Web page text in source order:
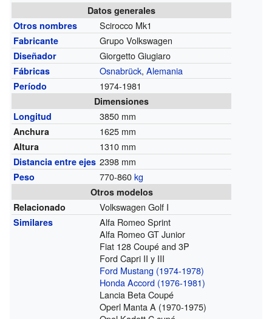
Datos generales
Otros nombres
Scirocco Mk1
Fabricante Grupo Volkswagen
Diseñador Giorgetto Giugiaro
Fábricas Osnabrück,Alemania
Período 1974-1981
Dimensiones
Longitud
3850 mm
Anchura 1625 mm
Altura 1310 mm
Distancia entre ejes 2398 mm
Peso 770-860kg
Otros modelos
Relacionado
Volkswagen Golf I
Similares
Alfa Romeo Sprint
Alfa Romeo GT Junior
Fiat 128 Coupé and 3P
Ford Capri II y III
Ford Mustang (1974-1978)
Honda Accord (1976-1981)
Lancia Beta Coupé
Operl Manta A (1970-1975)